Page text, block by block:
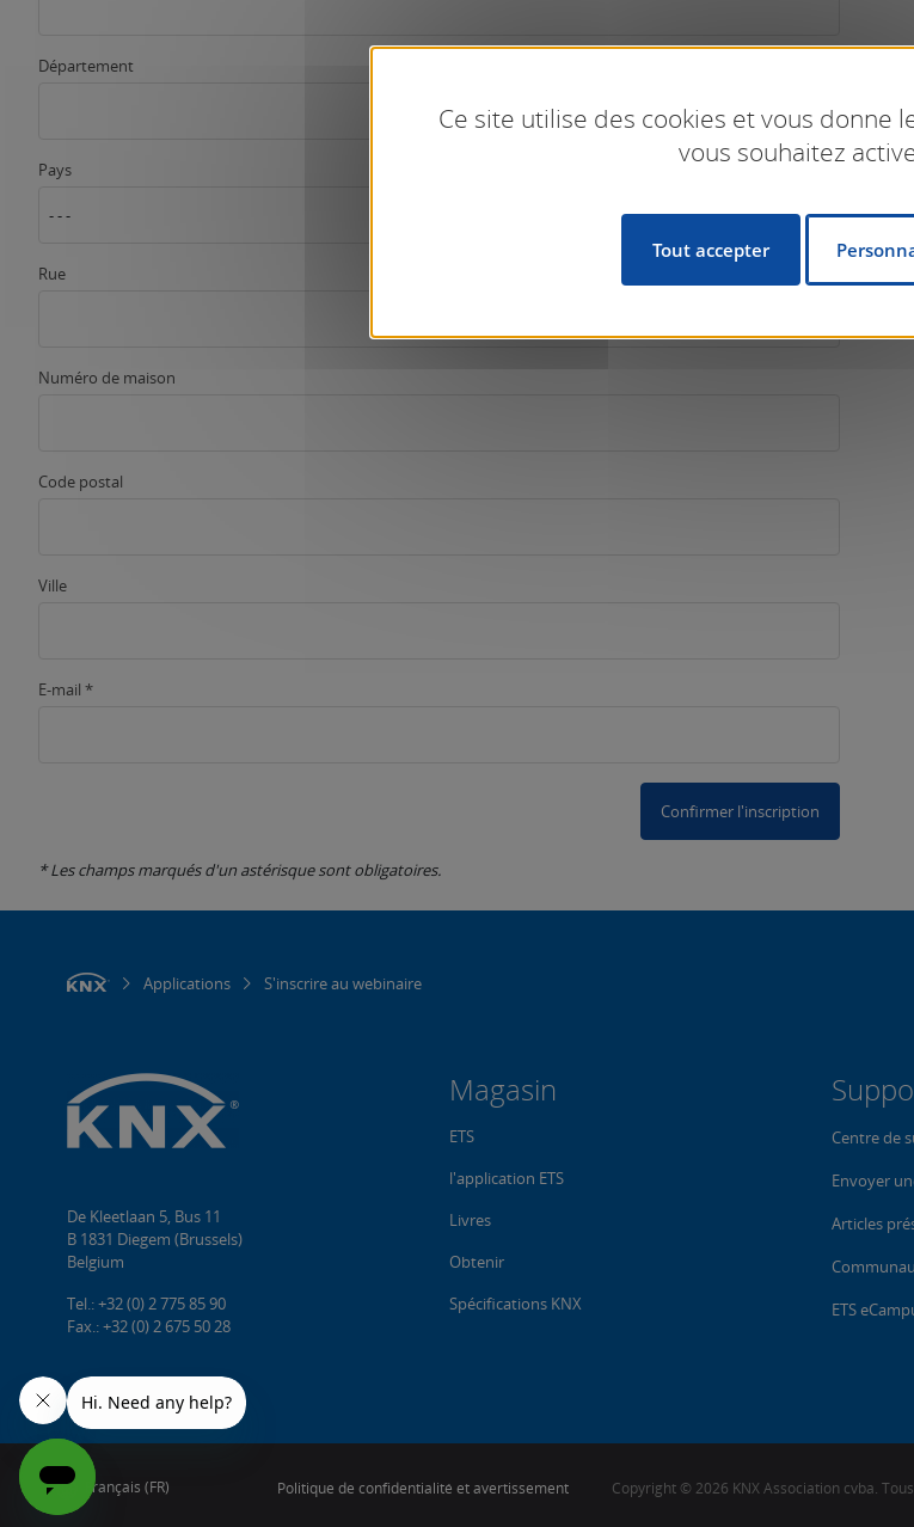
Département
Pays
- - -
Rue
Numéro de maison
Code postal
Ville
E-mail *
Confirmer l'inscription
* Les champs marqués d'un astérisque sont obligatoires.
Applications S'inscrire au webinaire
Magasin
ETS
l'application ETS
Livres
Obtenir
Spécifications KNX
Centre de
Envoyer
Articles
ETS
De Kleetlaan 5, Bus 11
B 1831 Diegem (Brussels)
Belgium
Tel.: +32 (0) 2 775 85 90
Fax.: +32 (0) 2 675 50 28
Copyright © 2026 KNX Association cvba.
Français (FR) Politique de confidentialité et avertissement
Ce site utilise des cookies et vous donne
vous souhaitez
Tout accepter